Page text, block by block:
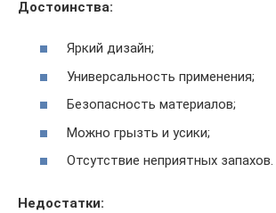
Достоинства:
Яркий дизайн;
Универсальность применения;
Безопасность материалов;
Можно грызть и усики;
Отсутствие неприятных запахов.
Недостатки: